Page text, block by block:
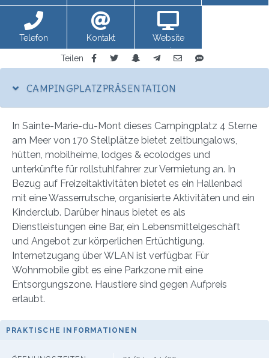
Telefon Kontakt
Website
anzeigen
Teilen
CAMPINGPLATZPRÄSENTATION
In Sainte-Marie-du-Mont dieses Campingplatz 4 Sterne
am Meer von 170 Stellplätze bietet zeltbungalows,
hütten, mobilheime, lodges & ecolodges und
unterkünfte für rollstuhlfahrer zur Vermietung an. In
Bezug auf Freizeitaktivitäten bietet es ein Hallenbad
mit eine Wasserrutsche, organisierte Aktivitäten und ein
Kinderclub. Darüber hinaus bietet es als
Dienstleistungen eine Bar, ein Lebensmittelgeschäft
und Angebot zur körperlichen Ertüchtigung.
Internetzugang über WLAN ist verfügbar. Für
Wohnmobile gibt es eine Parkzone mit eine
Entsorgungszone. Haustiere sind gegen Aufpreis
erlaubt.
PRAKTISCHE INFORMATIONEN